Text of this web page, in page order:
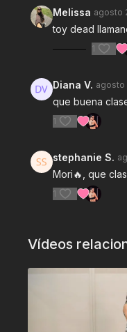
Melissa agosto
toy dead
1
Diana V. agosto
que buena
1
stephanie S.
Mori🔥, que
1
Vídeos